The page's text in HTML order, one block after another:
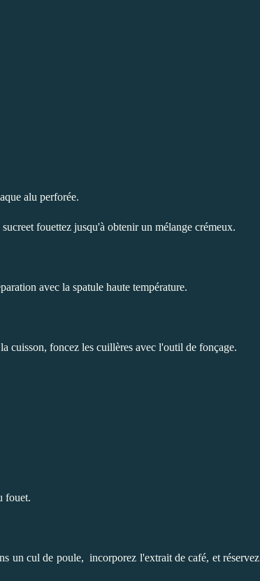
alu perforée.
fouettez jusqu'à obtenir un mélange crémeux.
avec la spatule haute température.
cuisson, foncez les cuillères avec l'outil de fonçage.
fouet.
un cul de poule, incorporez l'extrait de café, et réservez